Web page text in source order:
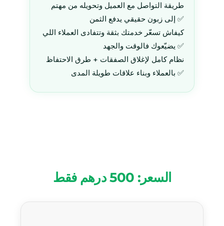
طريقة التواصل مع العميل وتحويله من مهتم
إلى زبون حقيقي يدفع الثمن ✅
كيفاش تسعّر خدمتك بثقة وتتفادى العملاء اللي
يضيّعوك فالوقت والجهد ✅
نظام كامل لإغلاق الصفقات + طرق الاحتفاظ
بالعملاء وبناء علاقات طويلة المدى ✅
السعر: 500 درهم فقط